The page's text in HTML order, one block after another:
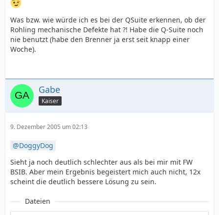
Was bzw. wie würde ich es bei der QSuite erkennen, ob der
Rohling mechanische Defekte hat ?! Habe die Q-Suite noch
nie benutzt (habe den Brenner ja erst seit knapp einer
Woche).
Gabe
Kaiser
9. Dezember 2005 um 02:13
DoggyDog
Sieht ja noch deutlich schlechter aus als bei mir mit FW
BSIB. Aber mein Ergebnis begeistert mich auch nicht, 12x
scheint die deutlich bessere Lösung zu sein.
Dateien